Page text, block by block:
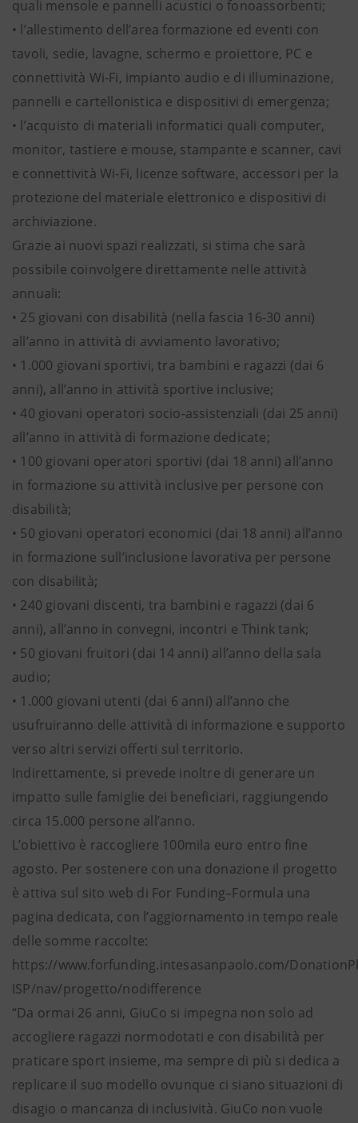
quali mensole e pannelli acustici o fonoassorbenti;
• l’allestimento dell’area formazione ed eventi con
tavoli, sedie, lavagne, schermo e proiettore, PC e
connettività Wi-Fi, impianto audio e di illuminazione,
pannelli e cartellonistica e dispositivi di emergenza;
• l’acquisto di materiali informatici quali computer,
monitor, tastiere e mouse, stampante e scanner, cavi
e connettività Wi-Fi, licenze software, accessori per la
protezione del materiale elettronico e dispositivi di
archiviazione.
Grazie ai nuovi spazi realizzati, si stima che sarà
possibile coinvolgere direttamente nelle attività
annuali:
• 25 giovani con disabilità (nella fascia 16-30 anni)
all’anno in attività di avviamento lavorativo;
• 1.000 giovani sportivi, tra bambini e ragazzi (dai 6
anni), all’anno in attività sportive inclusive;
• 40 giovani operatori socio-assistenziali (dai 25 anni)
all’anno in attività di formazione dedicate;
• 100 giovani operatori sportivi (dai 18 anni) all’anno
in formazione su attività inclusive per persone con
disabilità;
• 50 giovani operatori economici (dai 18 anni) all’anno
in formazione sull’inclusione lavorativa per persone
con disabilità;
• 240 giovani discenti, tra bambini e ragazzi (dai 6
anni), all’anno in convegni, incontri e Think tank;
• 50 giovani fruitori (dai 14 anni) all’anno della sala
audio;
• 1.000 giovani utenti (dai 6 anni) all’anno che
usufruiranno delle attività di informazione e supporto
verso altri servizi offerti sul territorio.
Indirettamente, si prevede inoltre di generare un
impatto sulle famiglie dei beneficiari, raggiungendo
circa 15.000 persone all’anno.
L’obiettivo è raccogliere 100mila euro entro fine
agosto. Per sostenere con una donazione il progetto
è attiva sul sito web di For Funding–Formula una
pagina dedicata, con l’aggiornamento in tempo reale
delle somme raccolte:
https://www.forfunding.intesasanpaolo.com/
ISP/nav/progetto/nodifference
“Da ormai 26 anni, GiuCo si impegna non solo ad
accogliere ragazzi normodotati e con disabilità per
praticare sport insieme, ma sempre di più si dedica a
replicare il suo modello ovunque ci siano situazioni di
disagio o mancanza di inclusività. GiuCo non vuole